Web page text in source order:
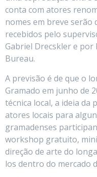
conta com atores
nomes em breve
recebidos pelo
Gabriel Drecskler e por
Bureau.
A previsão é de que o
Gramado em junho de
técnica local, a ideia da
atores locais para
gramadenses
workshop gratuito,
direção de arte do
los dentro do mercado